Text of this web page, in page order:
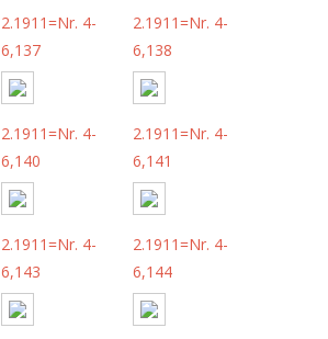
2.1911=Nr. 4-
6,137
2.1911=Nr. 4-
6,138
2.1911=Nr. 4-
6,140
2.1911=Nr. 4-
6,141
2.1911=Nr. 4-
6,143
2.1911=Nr. 4-
6,144